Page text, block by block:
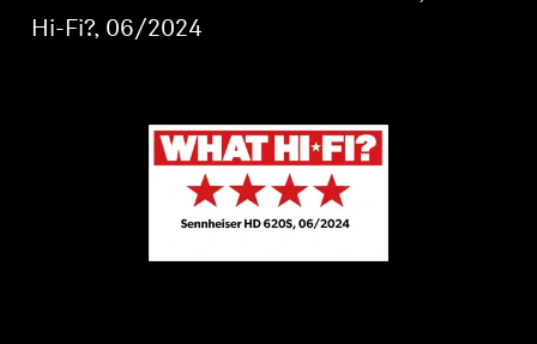
Hi-Fi?, 06/2024